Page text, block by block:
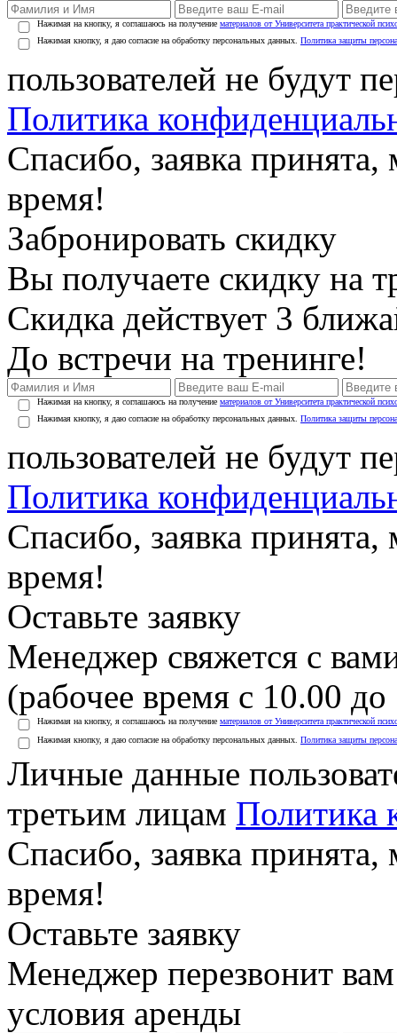
Нажимая на кнопку, я соглашаюсь на получение материалов от Университета практической
Нажимая кнопку, я даю согласие на обработку персональных данных. Политика защиты
пользователей не будут
Политика
Спасибо, заявка
время!
Забронировать скидку
Вы получаете скидку на
Скидка действует 3
До встречи на тренинге!
Нажимая на кнопку, я соглашаюсь на получение материалов от Университета практической
Нажимая кнопку, я даю согласие на обработку персональных данных. Политика защиты
пользователей не будут
Политика
Спасибо, заявка
время!
Оставьте заявку
Менеджер свяжется с
(рабочее время с 10.00
Нажимая на кнопку, я соглашаюсь на получение материалов от Университета практической
Нажимая кнопку, я даю согласие на обработку персональных данных. Политика защиты
Личные данные
третьим лицам Политика
Спасибо, заявка
время!
Оставьте заявку
Менеджер перезвонит
условия аренды